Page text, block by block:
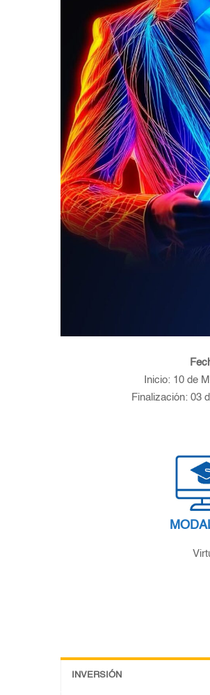
Inicio: 10 de
Finalización: 03
INVERSIÓN